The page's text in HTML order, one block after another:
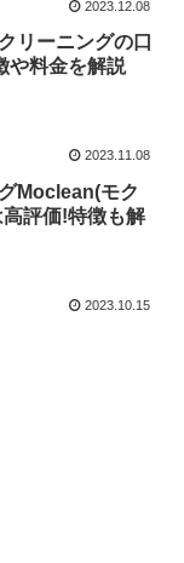
2023.12.08
リーニングの口
や料金を解説
2023.11.08
Moclean(モク
評価!特徴も解
2023.10.15